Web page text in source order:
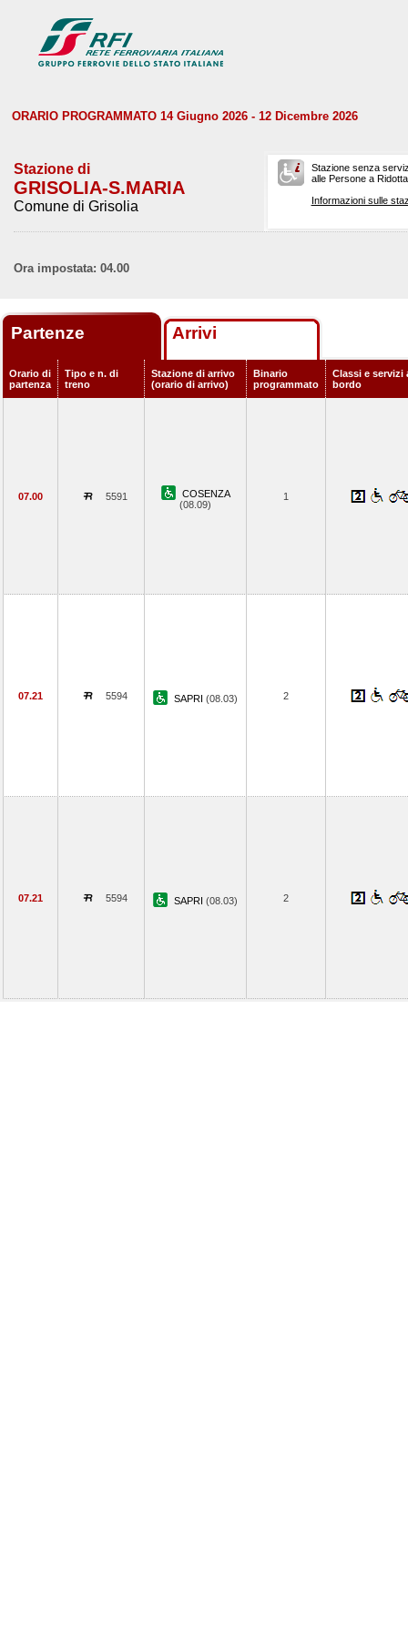
ORARIO PROGRAMMATO 14 Giugno 2026 - 12 Dicembre 2026
Stazione di
GRISOLIA-S.MARIA
Comune di Grisolia
Stazione senza
alle Persone a
Informazioni sulle
Ora impostata: 04.00
Partenze Arrivi
Orario di
partenza
Tipo e n. di
treno
Stazione di arrivo
(orario di arrivo)
Binario
programmato
Classi e servizi
bordo
07.00 5591
COSENZA
(08.09)
1
07.21 5594 SAPRI (08.03) 2
07.21 5594 SAPRI (08.03) 2